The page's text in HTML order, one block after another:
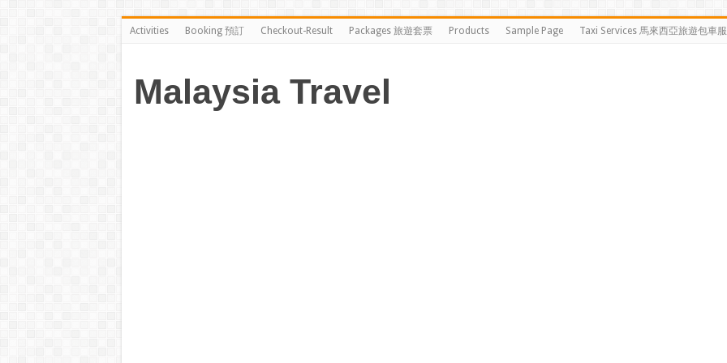
Activities Booking 預訂 Checkout-Result Packages 旅遊套票 Products Sample Page Taxi Services 馬來西亞旅遊包車
Malaysia Travel